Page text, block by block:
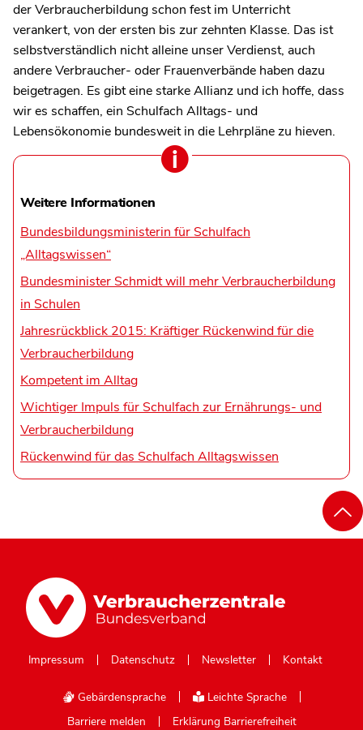
der Verbraucherbildung schon fest im Unterricht
verankert, von der ersten bis zur zehnten Klasse. Das ist
selbstverständlich nicht alleine unser Verdienst, auch
andere Verbraucher- oder Frauenverbände haben dazu
beigetragen. Es gibt eine starke Allianz und ich hoffe, dass
wir es schaffen, ein Schulfach Alltags- und
Lebensökonomie bundesweit in die Lehrpläne zu hieven.
Weitere Informationen
Bundesbildungsministerin für Schulfach
„Alltagswissen“
Bundesminister Schmidt will mehr Verbraucherbildung
in Schulen
Jahresrückblick 2015: Kräftiger Rückenwind für die
Verbraucherbildung
Kompetent im Alltag
Wichtiger Impuls für Schulfach zur Ernährungs- und
Verbraucherbildung
Rückenwind für das Schulfach Alltagswissen
Impressum Datenschutz Newsletter Kontakt
Gebärdensprache
Leichte Sprache
Barriere melden
Erklärung Barrierefreiheit